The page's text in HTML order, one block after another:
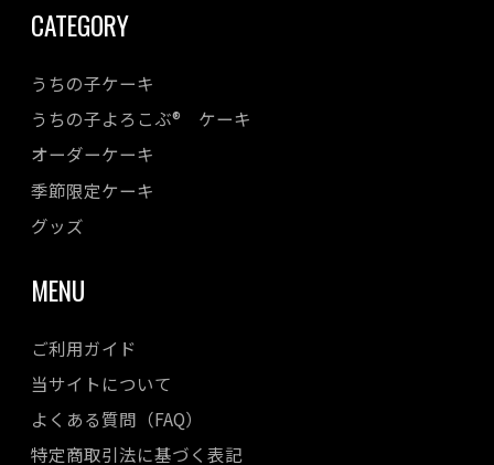
2023年08月
2023年06月
2023年05月
2023年04月
2023年03月
2023年02月
2022年12月
2022年10月
2022年08月
2022年07月
CATEGORY
うちの子ケーキ
うちの子よろこぶ® ケーキ
オーダーケーキ
季節限定ケーキ
グッズ
MENU
ご利用ガイド
当サイトについて
よくある質問（FAQ）
特定商取引法に基づく表記